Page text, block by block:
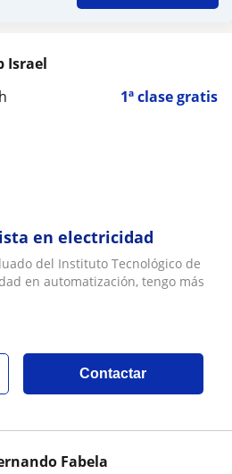
1ª clase gratis
Israel
en electricidad
del Instituto Tecnológico de
en automatización, tengo más
Contactar
Fabela